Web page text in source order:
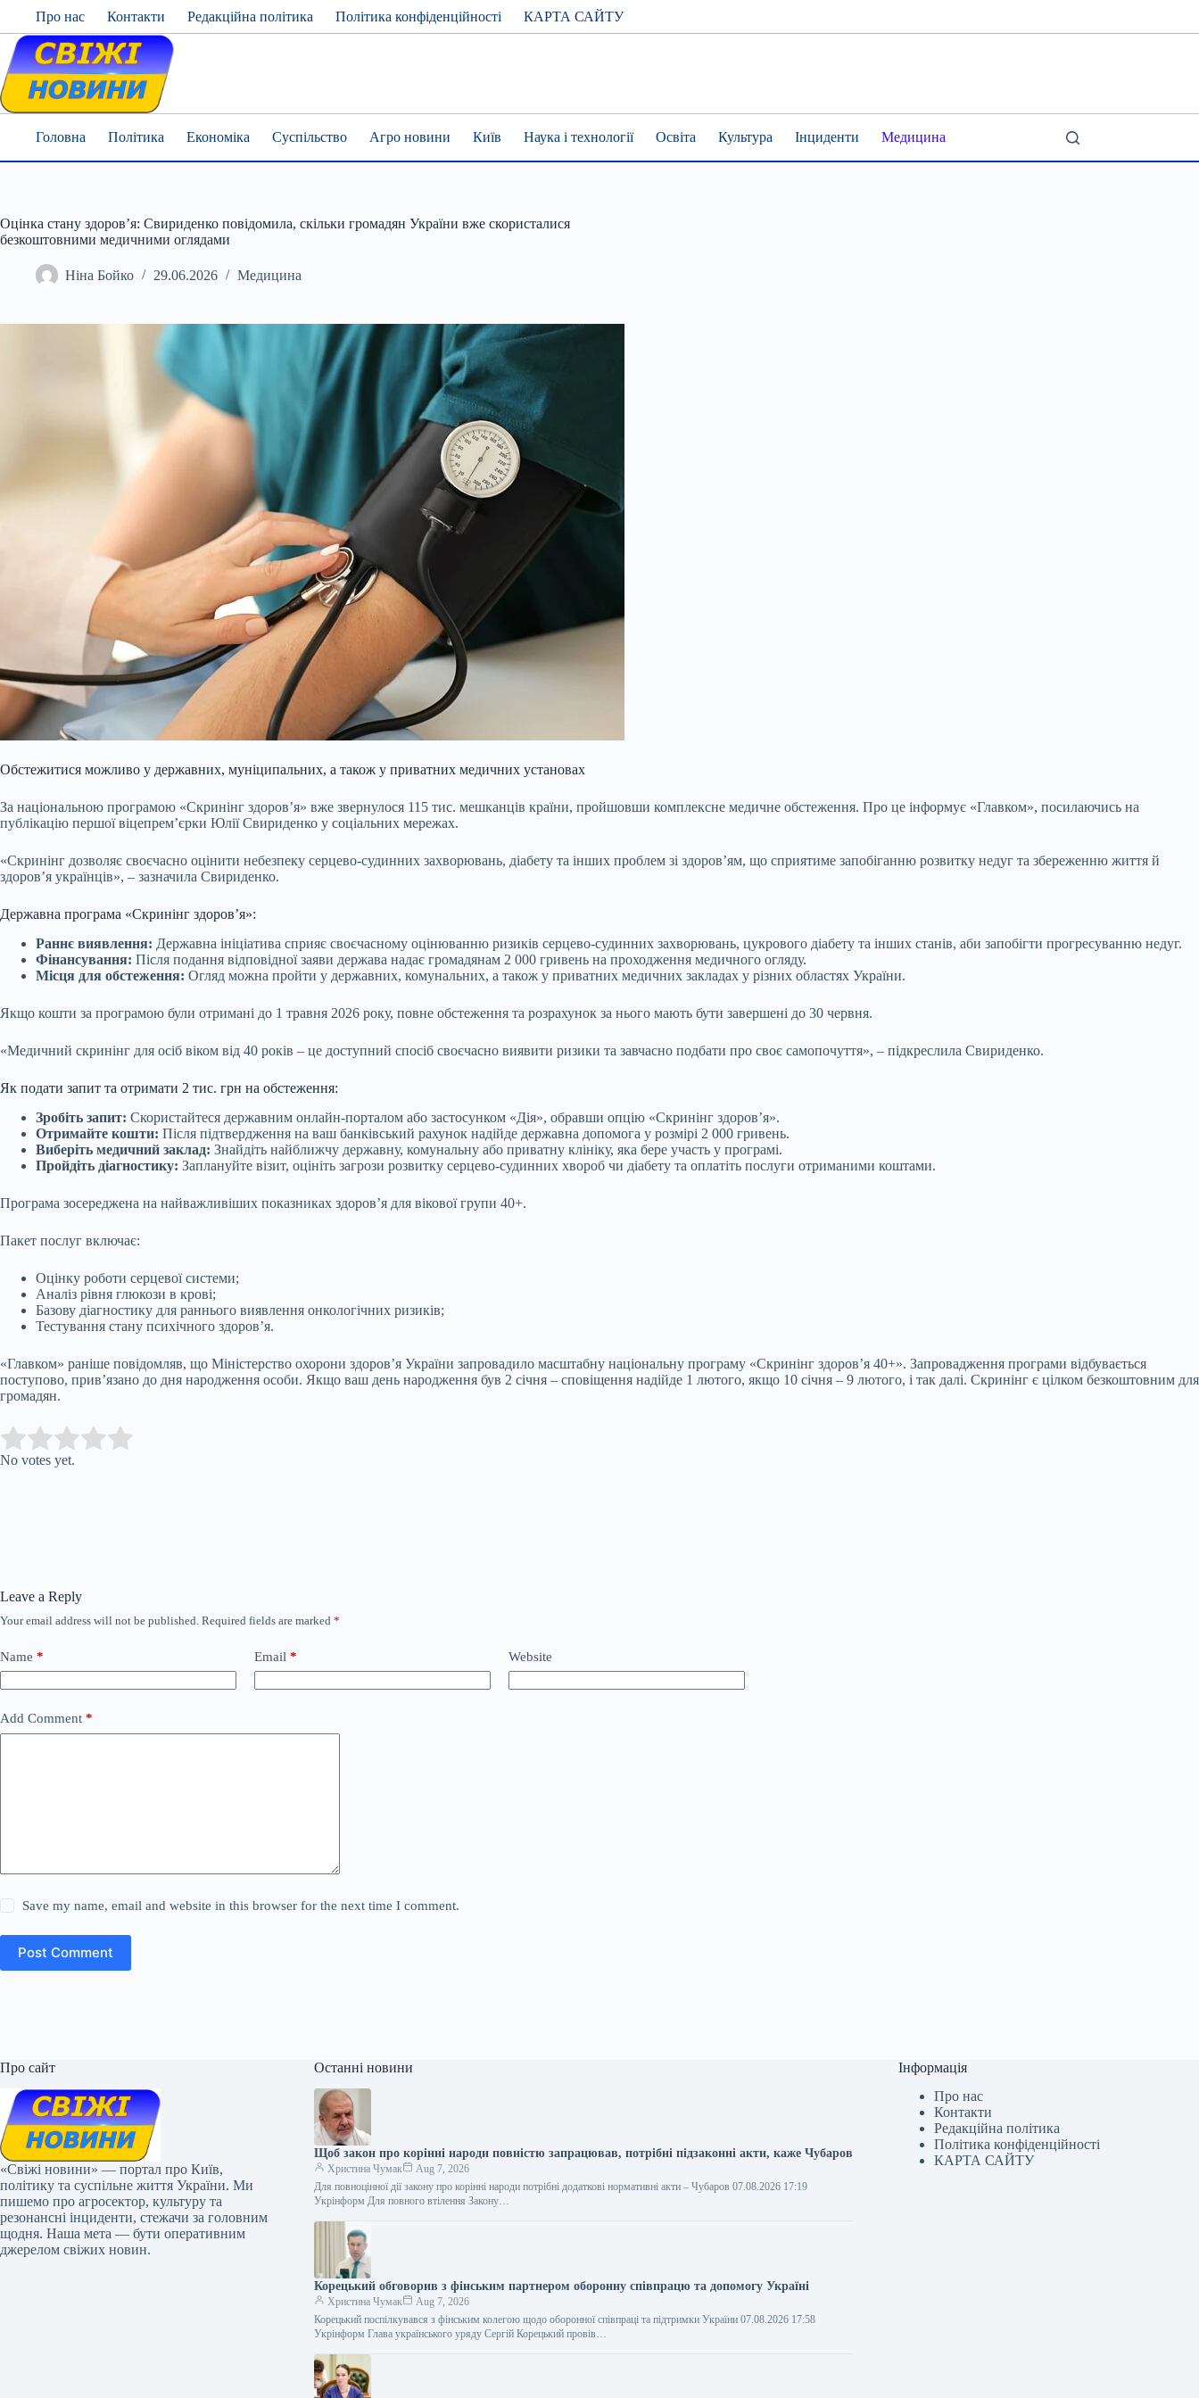
content
Про нас Контакти Редакційна політика Політика конфіденційності КАРТА САЙТУ
Головна Політика Економіка Суспільство Агро новини Київ Наука і технології Освіта Культура Інциденти Медицина
Оцінка стану здоров’я: Свириденко повідомила, скільки громадян України вже скористалися
безкоштовними медичними оглядами
Ніна Бойко 29.06.2026 Медицина
Обстежитися можливо у державних, муніципальних, а також у приватних медичних установах
За національною програмою «Скринінг здоров’я» вже звернулося 115 тис. мешканців країни, пройшовши комплексне медичне обстеження. Про це інформує «Главком», посилаючись на
публікацію першої віцепрем’єрки Юлії Свириденко у соціальних мережах.
«Скринінг дозволяє своєчасно оцінити небезпеку серцево-судинних захворювань, діабету та інших проблем зі здоров’ям, що сприятиме запобіганню розвитку недуг та збереженню життя й
здоров’я українців», – зазначила Свириденко.
Державна програма «Скринінг здоров’я»:
Раннє виявлення: Державна ініціатива сприяє своєчасному оцінюванню ризиків серцево-судинних захворювань, цукрового діабету та інших станів, аби запобігти прогресуванню недуг.
Фінансування: Після подання відповідної заяви держава надає громадянам 2 000 гривень на проходження медичного огляду.
Місця для обстеження: Огляд можна пройти у державних, комунальних, а також у приватних медичних закладах у різних областях України.
Якщо кошти за програмою були отримані до 1 травня 2026 року, повне обстеження та розрахунок за нього мають бути завершені до 30 червня.
«Медичний скринінг для осіб віком від 40 років – це доступний спосіб своєчасно виявити ризики та завчасно подбати про своє самопочуття», – підкреслила Свириденко.
Як подати запит та отримати 2 тис. грн на обстеження:
Зробіть запит: Скористайтеся державним онлайн-порталом або застосунком «Дія», обравши опцію «Скринінг здоров’я».
Отримайте кошти: Після підтвердження на ваш банківський рахунок надійде державна допомога у розмірі 2 000 гривень.
Виберіть медичний заклад: Знайдіть найближчу державну, комунальну або приватну клініку, яка бере участь у програмі.
Пройдіть діагностику: Заплануйте візит, оцініть загрози розвитку серцево-судинних хвороб чи діабету та оплатіть послуги отриманими коштами.
Програма зосереджена на найважливіших показниках здоров’я для вікової групи 40+.
Пакет послуг включає:
Оцінку роботи серцевої системи;
Аналіз рівня глюкози в крові;
Базову діагностику для раннього виявлення онкологічних ризиків;
Тестування стану психічного здоров’я.
«Главком» раніше повідомляв, що Міністерство охорони здоров’я України запровадило масштабну національну програму «Скринінг здоров’я 40+». Запровадження програми відбувається
поступово, прив’язано до дня народження особи. Якщо ваш день народження був 2 січня – сповіщення надійде 1 лютого, якщо 10 січня – 9 лютого, і так далі. Скринінг є цілком безкоштовним для
громадян.
Rate this item:
No votes yet.
Leave a Reply
Your email address will not be published. Required fields are marked *
Name * Email * Website
Add Comment *
Save my name, email and website in this browser for the next time I comment.
Post Comment
Про сайт
«Свіжі новини» — портал про Київ,
політику та суспільне життя України. Ми
пишемо про агросектор, культуру та
резонансні інциденти, стежачи за головним
щодня. Наша мета — бути оперативним
джерелом свіжих новин.
Останні новини
Щоб закон про корінні народи повністю запрацював, потрібні підзаконні акти, каже Чубаров
Христина Чумак
Aug 7, 2026
Для повноцінної дії закону про корінні народи потрібні додаткові нормативні акти – Чубаров 07.08.2026 17:19
Укрінформ Для повного втілення Закону…
Корецький обговорив з фінським партнером оборонну співпрацю та допомогу Україні
Христина Чумак
Aug 7, 2026
Корецький поспілкувався з фінським колегою щодо оборонної співпраці та підтримки України 07.08.2026 17:58
Укрінформ Глава українського уряду Сергій Корецький провів…
Інформація
Про нас
Контакти
Редакційна політика
Політика конфіденційності
КАРТА САЙТУ